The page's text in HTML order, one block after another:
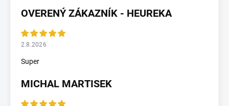
OVERENÝ ZÁKAZNÍK - HEUREKA
2.8.2026
Super
MICHAL MARTISEK